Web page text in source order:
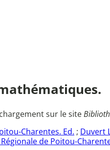
sur le site
Charentes. Ed. ; Duvert
Régionale de Poitou-